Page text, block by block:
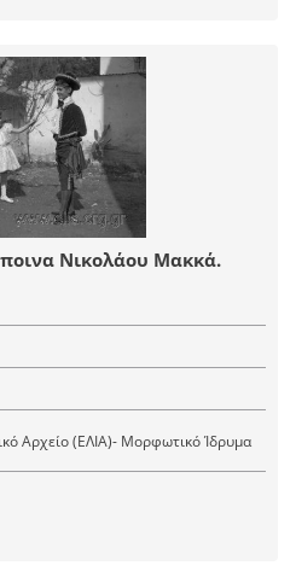
Νικολάου Μακκά.
Αρχείο (ΕΛΙΑ)- Μορφωτικό Ίδρυμα